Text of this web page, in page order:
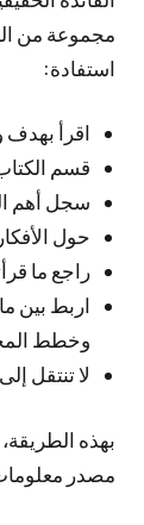
مجموعة من
استفادة:
اقرأ
قسم
سجل أهم
حول
راجع ما
اربط بين
وخطط
لا تنتقل
بهذه
مصدر